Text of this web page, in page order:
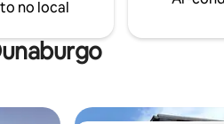
beleza.
no local